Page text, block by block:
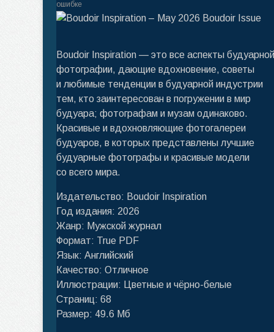
Boudoir Inspiration — это все аспекты будуарной
фотографии, дающие вдохновение, советы
и любимые тенденции в будуарной индустрии
тем, кто заинтересован в погружении в мир
будуара; фотографам и музам одинаково.
Красивые и вдохновляющие фотогалереи
будуаров, в которых представлены лучшие
будуарные фотографы и красивые модели
со всего мира.
Издательство: Boudoir Inspiration
Год издания: 2026
Жанр: Мужской журнал
Формат: True PDF
Язык: Английский
Качество: Отличное
Иллюстрации: Цветные и чёрно-белые
Страниц: 68
Размер: 49.6 Мб